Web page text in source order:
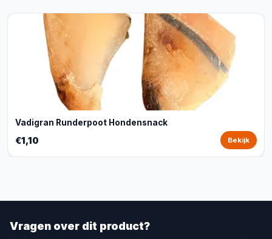
Vadigran Runderpoot Hondensnack
€1,10 Bekijk
Vragen over dit product?